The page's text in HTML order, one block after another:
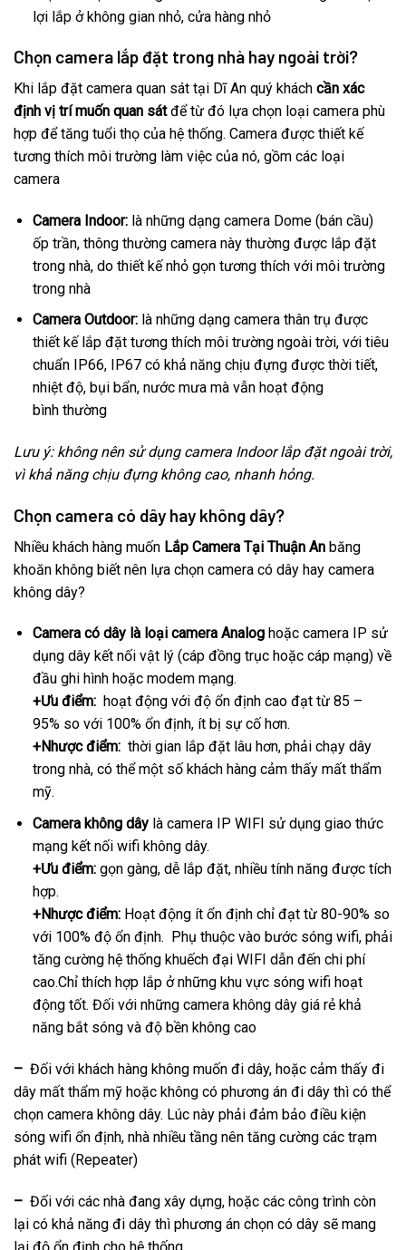
lợi lắp ở không gian nhỏ, cửa hàng nhỏ
Chọn camera lắp đặt trong nhà hay ngoài trời?
Khi lắp đặt camera quan sát tại Dĩ An quý khách cần xác
định vị trí muốn quan sátđể từ đó lựa chọn loại camera phù
hợp để tăng tuổi thọ của hệ thống. Camera được thiết kế
tương thích môi trường làm việc của nó, gồm các loại
camera
Camera Indoor:là những dạng camera Dome (bán cầu)
ốp trần, thông thường camera này thường được lắp đặt
trong nhà, do thiết kế nhỏ gọn tương thích với môi trường
trong nhà
Camera Outdoor:là những dạng camera thân trụ được
thiết kế lắp đặt tương thích môi trường ngoài trời, với tiêu
chuẩn IP66, IP67 có khả năng chịu đựng được thời tiết,
nhiệt độ, bụi bẩn, nước mưa mà vẫn hoạt động
bình thường
Lưu ý: không nên sử dụng camera Indoor lắp đặt ngoài trời,
vì khả năng chịu đựng không cao, nhanh hỏng.
Chọn camera có dây hay không dây?
Nhiều khách hàng muốn Lắp Camera Tại Thuận An băng
khoăn không biết nên lựa chọn camera có dây hay camera
không dây?
Camera có dây là loại camera Analoghoặc camera IP sử
dụng dây kết nối vật lý (cáp đồng trục hoặc cáp mạng) về
đầu ghi hình hoặc modem mạng.
+Ưu điểm:hoạt động với độ ổn định cao đạt từ 85 –
95% so với 100% ổn định, ít bị sự cố hơn.
+Nhược điểm:thời gian lắp đặt lâu hơn, phải chạy dây
trong nhà, có thể một số khách hàng cảm thấy mất thẩm
mỹ.
Camera không dâylà camera IP WIFI sử dụng giao thức
mạng kết nối wifi không dây.
+Ưu điểm:gọn gàng, dễ lắp đặt, nhiều tính năng được tích
hợp.
+Nhược điểm:Hoạt động ít ổn định chỉ đạt từ 80-90% so
với 100% độ ổn định. Phụ thuộc vào bước sóng wifi, phải
tăng cường hệ thống khuếch đại WIFI dẫn đến chi phí
cao.Chỉ thích hợp lắp ở những khu vực sóng wifi hoạt
động tốt. Đối với những camera không dây giá rẻ khả
năng bắt sóng và độ bền không cao
– Đối với khách hàng không muốn đi dây, hoặc cảm thấy đi
dây mất thẩm mỹ hoặc không có phương án đi dây thì có thể
chọn camera không dây. Lúc này phải đảm bảo điều kiện
sóng wifi ổn định, nhà nhiều tầng nên tăng cường các trạm
phát wifi (Repeater)
– Đối với các nhà đang xây dựng, hoặc các công trình còn
lại có khả năng đi dây thì phương án chọn có dây sẽ mang
lại độ ổn định cho hệ thống.